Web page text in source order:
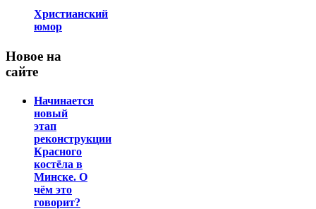
Христианский
юмор
Новое на
сайте
Начинается
новый
этап
реконструкции
Красного
костёла в
Минске. О
чём это
говорит?